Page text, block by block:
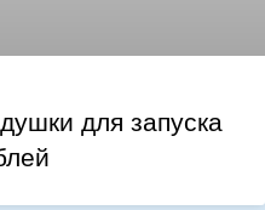
для запуска